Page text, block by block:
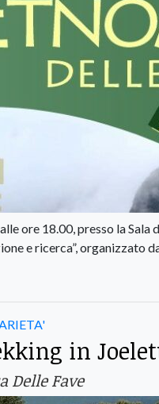
ore 18.00, presso la
e ricerca”, organizzato
in
Delle Fave